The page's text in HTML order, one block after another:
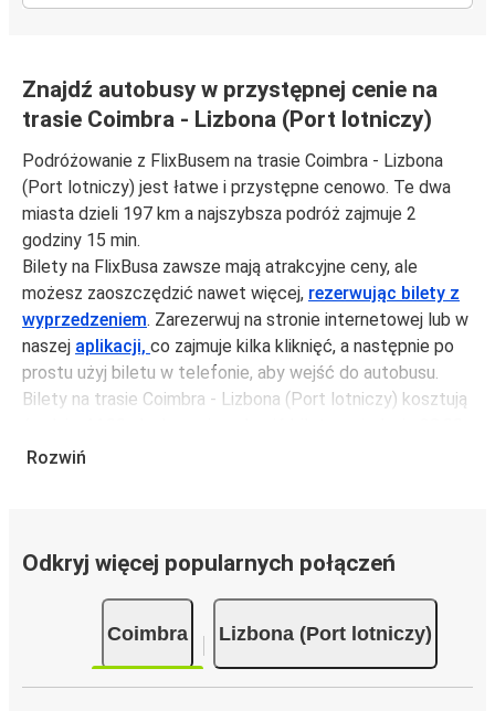
Znajdź autobusy w przystępnej cenie na
trasie Coimbra - Lizbona (Port lotniczy)
Podróżowanie z FlixBusem na trasie Coimbra - Lizbona
(Port lotniczy) jest łatwe i przystępne cenowo. Te dwa
miasta dzieli 197 km a najszybsza podróż zajmuje 2
godziny 15 min.
Bilety na FlixBusa zawsze mają atrakcyjne ceny, ale
możesz zaoszczędzić nawet więcej, rezerwując bilety z
wyprzedzeniem. Zarezerwuj na stronie internetowej lub w
naszej aplikacji, co zajmuje kilka kliknięć, a następnie po
prostu użyj biletu w telefonie, aby wejść do autobusu.
Bilety na trasie Coimbra - Lizbona (Port lotniczy) kosztują
zł, jeśli zarezerwujesz z wyprzedzeniem lub w dni robocze,
Podróż na trasie Coimbra - Lizbona (Port
Trasa Coimbra - Lizbona (Port lotniczy) jest łatwa i
wygodna z FlixBusem, dzięki 6 bezpośrednim połączeniom
dziennie.
Rozwiń
Odkryj więcej popularnych połączeń
Coimbra Lizbona (Port lotniczy)